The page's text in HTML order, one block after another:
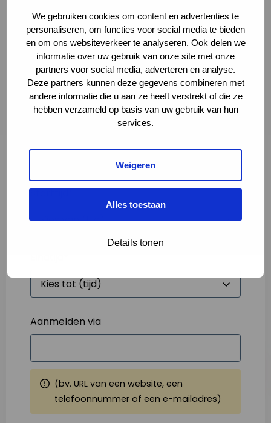
We gebruiken cookies om content en advertenties te
personaliseren, om functies voor social media te bieden
en om ons websiteverkeer te analyseren. Ook delen we
informatie over uw gebruik van onze site met onze
partners voor social media, adverteren en analyse.
Deze partners kunnen deze gegevens combineren met
andere informatie die u aan ze heeft verstrekt of die ze
hebben verzameld op basis van uw gebruik van hun
services.
Weigeren
Alles toestaan
Details tonen
Volledige omschrijving*
Starttijd*
Aanmelden via
(bv. URL van een website, een
telefoonnummer of een e-mailadres)